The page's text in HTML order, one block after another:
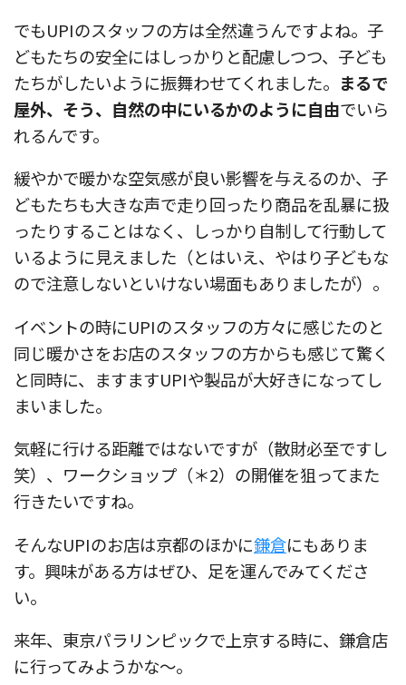
でもUPIのスタッフの方は全然違うんですよね。子
どもたちの安全にはしっかりと配慮しつつ、子ども
たちがしたいように振舞わせてくれました。 まるで
屋外、そう、自然の中にいるかのように自由でいら
れるんです。
緩やかで暖かな空気感が良い影響を与えるのか、子
どもたちも大きな声で走り回ったり商品を乱暴に扱
ったりすることはなく、しっかり自制して行動して
いるように見えました（とはいえ、やはり子どもな
ので注意しないといけない場面もありましたが）。
イベントの時にUPIのスタッフの方々に感じたのと
同じ暖かさをお店のスタッフの方からも感じて驚く
と同時に、ますますUPIや製品が大好きになってし
まいました。
気軽に行ける距離ではないですが（散財必至ですし
笑）、ワークショップ（＊2）の開催を狙ってまた
行きたいですね。
そんなUPIのお店は京都のほかに鎌倉にもありま
す。興味がある方はぜひ、足を運んでみてくださ
い。
来年、東京パラリンピックで上京する時に、鎌倉店
に行ってみようかな〜。